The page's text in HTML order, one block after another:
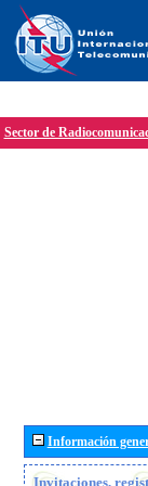
Sector de
Información
Invitaciones,